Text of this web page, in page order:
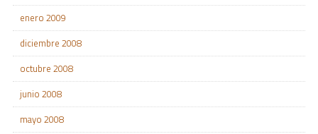
enero 2009
diciembre 2008
octubre 2008
junio 2008
mayo 2008